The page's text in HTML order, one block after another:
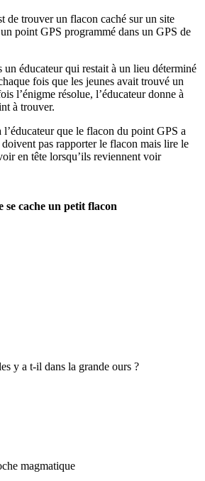
de trouver un flacon caché sur un site
point GPS programmé dans un GPS de
un éducateur qui restait à un lieu déterminé
fois que les jeunes avait trouvé un
l’énigme résolue, l’éducateur donne à
à trouver.
que le flacon du point GPS a
pas rapporter le flacon mais lire le
en tête lorsqu’ils reviennent voir
se cache un petit flacon
y a t-il dans la grande ours ?
magmatique